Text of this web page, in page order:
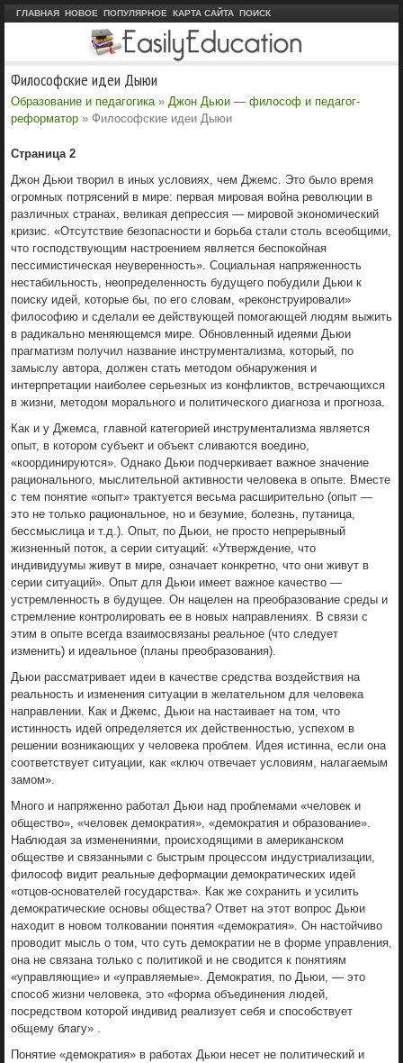
ГЛАВНАЯ НОВОЕ ПОПУЛЯРНОЕ КАРТА САЙТА ПОИСК
Философские идеи Дыюи
Образование и педагогика » Джон Дьюи — философ и педагог-
реформатор » Философские идеи Дыюи
Страница 2
Джон Дьюи творил в иных условиях, чем Джемс. Это было время
огромных потрясений в мире: первая мировая война революции в
различных странах, великая депрессия — мировой экономический
кризис. «Отсутствие безопасности и борьба стали столь всеобщими,
что господствующим настроением является беспокойная
пессимистическая неуверенность». Социальная напряженность
нестабильность, неопределенность будущего побудили Дьюи к
поиску идей, которые бы, по его словам, «реконструировали»
философию и сделали ее действующей помогающей людям выжить
в радикально меняющемся мире. Обновленный идеями Дьюи
прагматизм получил название инструментализма, который, по
замыслу автора, должен стать методом обнаружения и
интерпретации наиболее серьезных из конфликтов, встречающихся
в жизни, методом морального и политического диагноза и прогноза.
Как и у Джемса, главной категорией инструментализма является
опыт, в котором субъект и объект сливаются воедино,
«координируются». Однако Дьюи подчеркивает важное значение
рационального, мыслительной активности человека в oпыте. Вместе
с тем понятие «опыт» трактуется весьма расширительно (опыт —
это не только рациональное, но и безумие, болезнь, путаница,
бессмыслица и т.д.). Опыт, по Дьюи, не просто непрерывный
жизненный поток, а серии ситуаций: «Утверждение, что
индивидуумы живут в мире, означает конкретно, что они живут в
серии ситуаций». Опыт для Дьюи имеет важное качество —
устремленность в будущее. Он нацелен на преобразование среды и
стремление контролировать ее в новых направлениях. В связи с
этим в опыте всегда взаимосвязаны реальное (что следует
изменить) и идеальное (планы преобразования).
Дьюи рассматривает идеи в качестве средства воздействия на
реальность и изменения ситуации в желательном для человека
направлении. Как и Джемс, Дьюи на настаивает на том, что
истинность идей определяется их действенностью, успехом в
решении возникающих у человека проблем. Идея истинна, если она
соответствует ситуации, как «ключ отвечает условиям, налагаемым
замом».
Много и напряженно работал Дьюи над проблемами «человек и
общество», «человек демократия», «демократия и образование».
Наблюдая за изменениями, происходящими в американском
обществе и связанными с быстрым процессом индустриализации,
философ видит реальные деформации демократических идей
«отцов-основателей государства». Как же сохранить и усилить
демократические основы общества? Ответ на этот вопрос Дьюи
находит в новом толковании понятия «демократия». Он настойчиво
проводит мысль о том, что суть демократии не в форме управления,
она не связана только с политикой и не сводится к понятиям
«управляющие» и «управляемые». Демократия, по Дьюи, — это
способ жизни человека, это «форма объединения людей,
посредством которой индивид реализует себя и способствует
общему благу» .
Понятие «демократия» в работах Дьюи несет не политический и